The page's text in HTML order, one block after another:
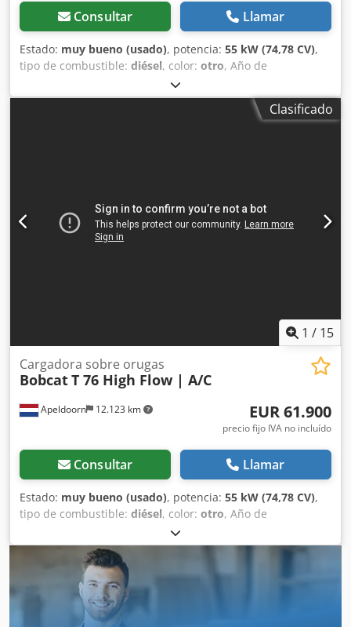
Consultar Llamar
Estado: muy bueno (usado), potencia: 55 kW (74,78 CV),
tipo de combustible: diésel, color: otro, Año de
, horas de funcionamiento:
Equipamiento:aire acondicionado, Peso en vacío: 4.898 kg
Dimensiones (L x An x Al): 395 x 220 x 208 cm Dirección:
final 2 velocidades de traslación, control de marcha, aire
acondicionado, cámara de marcha atrás, asiento
neumático, control por joystick.
Clasificado
1 / 15
Apeldoorn 12.123 km
Cargadora sobre orugas
BobcatT 76 High Flow | A/C
EUR 61.900
precio fijo IVA no incluído
Consultar Llamar
Estado: muy bueno (usado), potencia: 55 kW (74,78 CV),
tipo de combustible: diésel, color: otro, Año de
, horas de funcionamiento:
Equipamiento:aire acondicionado, Información técnica
Número de cilindros: 4 Cilindrada del motor: 2.400 cc
Dirección: Bock Marca del motor: Bobcat Peso en vacío:
4.898 kg Dimensiones (L x An x Al): 390 x 186 x 206 cm
Funcionalidad Sistema de cambio rápido: Sí Marcado CE: sí